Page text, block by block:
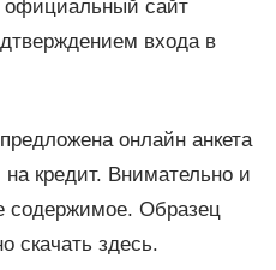
официальный сайт
входа в
онлайн анкета
кредит. Внимательно и
содержимое. Образец
скачать здесь.